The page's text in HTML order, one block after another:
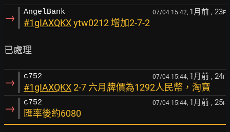
→ AngelBank 07/04 15:42, 1月前 , 23F
#1gIAXQKXytw0212 增加2-7-2
→ c752 07/04 15:44, 1月前 , 24F
#1gIAXQKX2-7 六月牌價為1292人民幣，淘寶
→ c752 07/04 15:44, 1月前 , 25F
匯率後約6080